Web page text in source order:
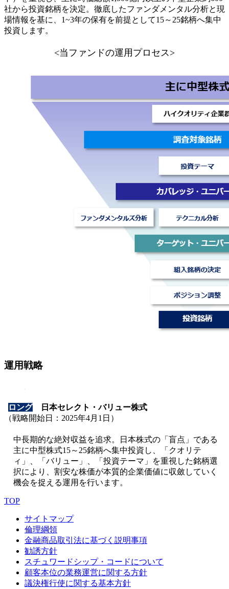
社から投資銘柄を決定。徹底したファンダメンタル分析と現
場情報を基に、1~3年の保有を前提として15～25銘柄へ集中
投資します。
<当ファンドの運用プロセス>
運用戦略
ロング
日本セレクト・バリュー株式
（戦略開始日：2025年4月1日）
中長期的な絶対収益を追求。日本株式の「盲点」である
主に中型株式15～25銘柄へ集中投資し、「クオリテ
ィ」、「バリュー」、「投資テーマ」を重視した銘柄選
択により、割安な株価が本質的企業価値に収斂していく
機会を捉える運用を行います。
TOP
サイトマップ
倫理綱領
金融商品取引法に基づく説明事項
勧誘方針
スチュワードシップ・コードについて
顧客本位の業務運営に関する方針
議決権行使に関する基本方針